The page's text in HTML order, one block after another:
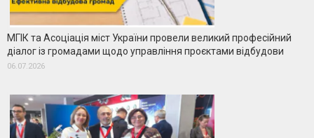
МГІК та Асоціація міст України провели великий професійний
діалог із громадами щодо управління проєктами відбудови
06.07.2026